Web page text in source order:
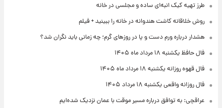
طرز تهیه کیک انبه‌ای ساده و مجلسی در خانه
روش خلاقانه کاشت هندوانه در خانه را ببینید + فیلم
هشدار درباره ورم دست و پا در روزهای گرم؛ چه زمانی باید نگران شد؟
فال حافظ یکشنبه ۱۸ مرداد ماه ۱۴۰۵
فال قهوه روزانه یکشنبه ۱۸ مرداد ماه ۱۴۰۵
فال روزانه واقعی یکشنبه ۱۸ مرداد ۱۴۰۵
عراقچی: به توافق درباره مسیر موقت با عمان نزدیک شده‌ایم